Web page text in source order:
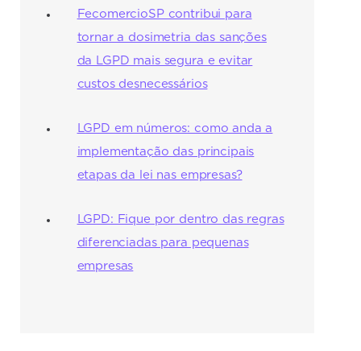
FecomercioSP contribui para
tornar a dosimetria das sanções
da LGPD mais segura e evitar
custos desnecessários
LGPD em números: como anda a
implementação das principais
etapas da lei nas empresas?
LGPD: Fique por dentro das regras
diferenciadas para pequenas
empresas